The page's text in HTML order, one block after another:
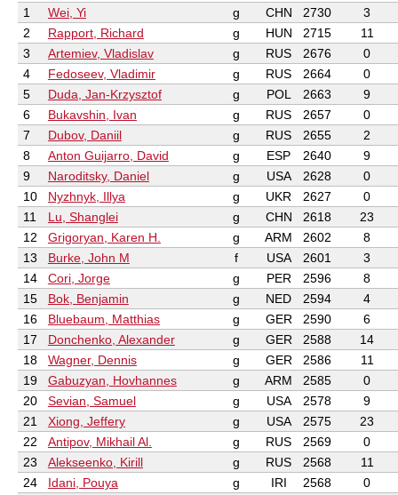
1
Wei, Yi g CHN 2730
3
2
Rapport, Richard g HUN 2715
11
3
Artemiev, Vladislav g RUS 2676
0
4
Fedoseev, Vladimir g RUS 2664
0
5
Duda, Jan-Krzysztof g POL 2663
9
6
Bukavshin, Ivan g RUS 2657
0
7
Dubov, Daniil g RUS 2655
2
8
Anton Guijarro, David g ESP 2640
9
9
Naroditsky, Daniel g USA 2628
0
10
Nyzhnyk, Illya g UKR 2627
0
11
Lu, Shanglei g CHN 2618
23
12
Grigoryan, Karen H. g ARM 2602
8
13
Burke, John M f USA 2601
3
14
Cori, Jorge g PER 2596
8
15
Bok, Benjamin g NED 2594
4
16
Bluebaum, Matthias g GER 2590
6
17
Donchenko, Alexander g GER 2588
14
18
Wagner, Dennis g GER 2586
11
19
Gabuzyan, Hovhannes g ARM 2585
0
20
Sevian, Samuel g USA 2578
9
21
Xiong, Jeffery g USA 2575
23
22
Antipov, Mikhail Al. g RUS 2569
0
23
Alekseenko, Kirill g RUS 2568
11
24
Idani, Pouya g IRI 2568 0